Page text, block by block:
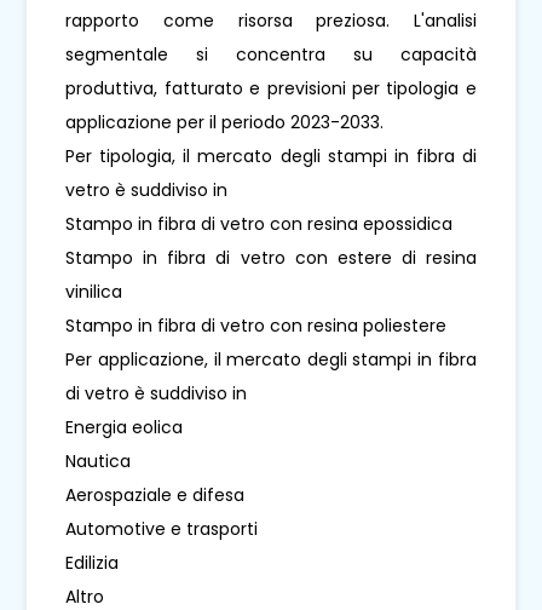
rapporto come risorsa preziosa. L'analisi
segmentale si concentra su capacità
produttiva, fatturato e previsioni per tipologia e
applicazione per il periodo 2023-2033.
Per tipologia, il mercato degli stampi in fibra di
vetro è suddiviso in
Stampo in fibra di vetro con resina epossidica
Stampo in fibra di vetro con estere di resina
vinilica
Stampo in fibra di vetro con resina poliestere
Per applicazione, il mercato degli stampi in fibra
di vetro è suddiviso in
Energia eolica
Nautica
Aerospaziale e difesa
Automotive e trasporti
Edilizia
Altro